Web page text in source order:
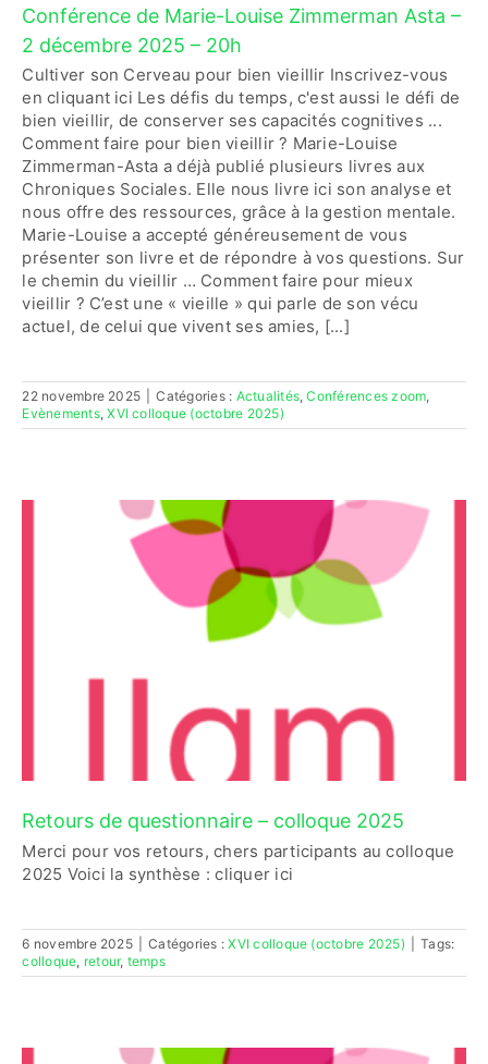
Conférence de Marie-Louise Zimmerman Asta –
2 décembre 2025 – 20h
Cultiver son Cerveau pour bien vieillir Inscrivez-vous
en cliquant ici Les défis du temps, c'est aussi le défi de
bien vieillir, de conserver ses capacités cognitives ...
Comment faire pour bien vieillir ? Marie-Louise
Zimmerman-Asta a déjà publié plusieurs livres aux
Chroniques Sociales. Elle nous livre ici son analyse et
nous offre des ressources, grâce à la gestion mentale.
Marie-Louise a accepté généreusement de vous
présenter son livre et de répondre à vos questions. Sur
le chemin du vieillir … Comment faire pour mieux
vieillir ? C’est une « vieille » qui parle de son vécu
actuel, de celui que vivent ses amies, [...]
22 novembre 2025 Catégories : Actualités,Conférences zoom,
Evènements,XVI colloque (octobre 2025)
Retours de questionnaire – colloque 2025
Merci pour vos retours, chers participants au colloque
2025 Voici la synthèse : cliquer ici
6 novembre 2025 Catégories :XVI colloque (octobre 2025)
Tags:
colloque retour, temps